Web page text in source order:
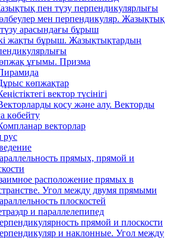
пен түзу перпендикулярлығы
мен перпендикуляр. Жазықтық
арасындағы бұрыш
жақты бұрыш. Жазықтықтардың
ұғымы. Призма
көпжақтар
вектор түсінігі
қосу және алу. Векторды
көбейту
векторлар
рус
прямых, прямой и
расположение прямых в
Угол между двумя прямыми
плоскостей
и параллелепипед
прямой и плоскости
и наклонные. Угол между